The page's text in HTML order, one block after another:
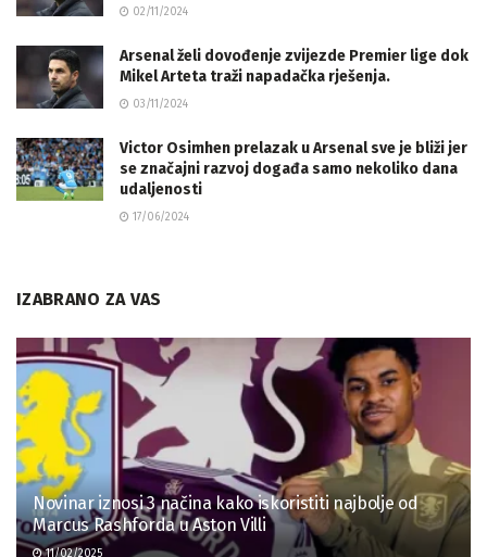
02/11/2024
Arsenal želi dovođenje zvijezde Premier lige dok
Mikel Arteta traži napadačka rješenja.
03/11/2024
Victor Osimhen prelazak u Arsenal sve je bliži jer
se značajni razvoj događa samo nekoliko dana
udaljenosti
17/06/2024
IZABRANO ZA VAS
Novinar iznosi 3 načina kako iskoristiti najbolje od
Marcus Rashforda u Aston Villi
11/02/2025